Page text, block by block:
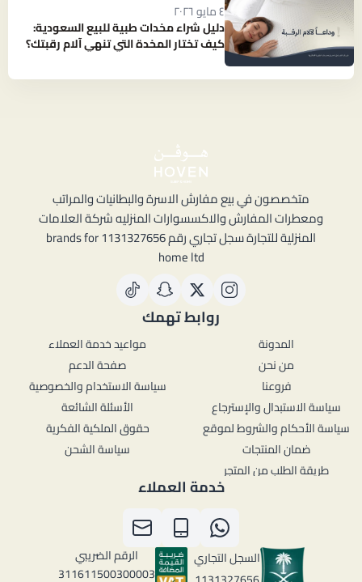
٤ مايو ٢٠٢٦
دليل شراء مخدات طبية للبيع السعودية:
كيف تختار المخدة التي تنهي آلام رقبتك؟
متخصصون في بيع مفارش الاسرة والبطانيات والمراتب
ومعطرات المفارش والاكسسوارات المنزليه شركة العلامات
المنزلية للتجارة سجل تجاري رقم 1131327656 brands for
home ltd
روابط تهمك
المدونة
من نحن
فروعنا
سياسة الاستبدال والإسترجاع
سياسة الأحكام والشروط لموقع
ضمان المنتجات
طريقة الطلب من المتجر
مواعيد خدمة العملاء
صفحة الدعم
سياسة الاستخدام والخصوصية
الأسئلة الشائعة
حقوق الملكية الفكرية
سياسة الشحن
خدمة العملاء
السجل التجاري
الرقم الضريبي
311611500300003